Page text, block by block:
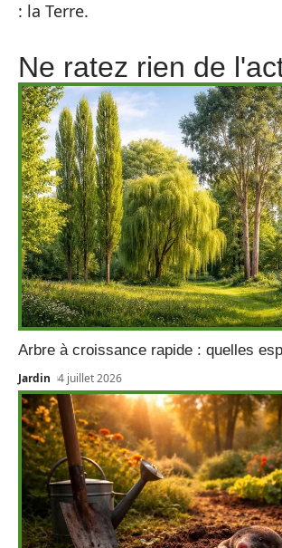
: la Terre.
Ne ratez rien de
Arbre à croissance rapide : quelles
Jardin 4 juillet 2026